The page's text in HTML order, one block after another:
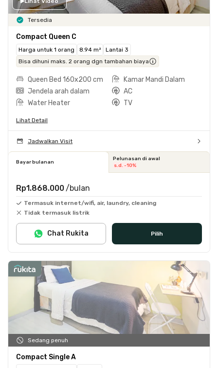
Tersedia
Compact Queen C
Harga untuk 1 orang 8.94 m²
Lantai 3
Bisa dihuni maks. 2 orang dgn tambahan biaya
Queen Bed 160x200 cm
Kamar Mandi Dalam
Jendela arah dalam
AC
Water Heater
TV
Lihat Detail
Jadwalkan Visit
Bayar bulanan
Pelunasan di awal
s.d. -10%
Rp1.868.000 /bulan
Termasuk internet/wifi, air, laundry, cleaning
Tidak termasuk listrik
Pilih
Chat Rukita
Sedang penuh
Compact Single A